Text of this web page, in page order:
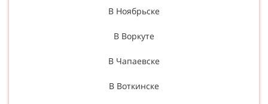
В Ноябрьске
В Воркуте
В Чапаевске
В Воткинске